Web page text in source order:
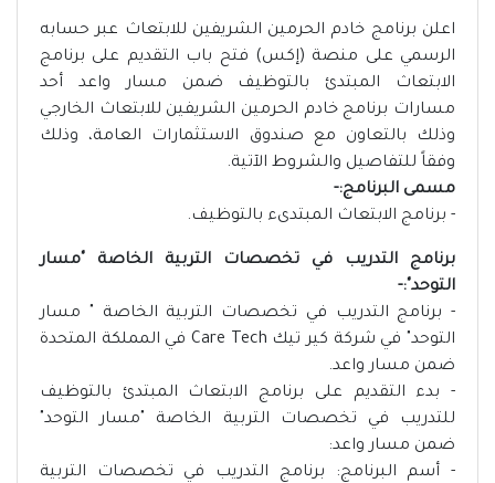
اعلن برنامج خادم الحرمين الشريفين للابتعاث عبر حسابه
الرسمي على منصة (إكس) فتح باب التقديم على برنامج
الابتعاث المبتدئ بالتوظيف ضمن مسار واعد أحد
مسارات برنامج خادم الحرمين الشريفين للابتعاث الخارجي
وذلك بالتعاون مع صندوق الاستثمارات العامة، وذلك
وفقاً للتفاصيل والشروط الآتية.
مسمى البرنامج:-
- برنامج الابتعاث المبتدىء بالتوظيف.
برنامج التدريب في تخصصات التربية الخاصة "مسار
التوحد":-
- برنامج التدريب في تخصصات التربية الخاصة " مسار
التوحد" في شركة كير تيك Care Tech في المملكة المتحدة
ضمن مسار واعد.
- بدء التقديم على برنامج الابتعاث المبتدئ بالتوظيف
للتدريب في تخصصات التربية الخاصة "مسار التوحد"
ضمن مسار واعد:
- أسم البرنامج: برنامج التدريب في تخصصات التربية